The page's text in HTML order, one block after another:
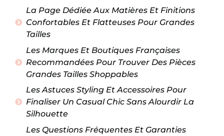
La Page Dédiée Aux Matières Et Finitions
Confortables Et Flatteuses Pour Grandes
Tailles
Les Marques Et Boutiques Françaises
Recommandées Pour Trouver Des Pièces
Grandes Tailles Shoppables
Les Astuces Styling Et Accessoires Pour
Finaliser Un Casual Chic Sans Alourdir La
Silhouette
Les Questions Fréquentes Et Garanties